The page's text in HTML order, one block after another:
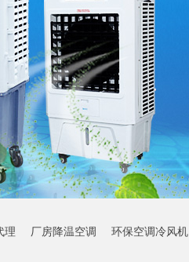
理 厂房降温空调 环保空调冷风机